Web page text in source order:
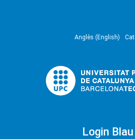
Anglès (English)
Login Blau